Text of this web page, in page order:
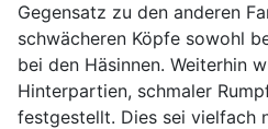
Gegensatz zu den anderen
schwächeren Köpfe sowohl
bei den Häsinnen. Weiterhin
Hinterpartien, schmaler
festgestellt. Dies sei vielfach